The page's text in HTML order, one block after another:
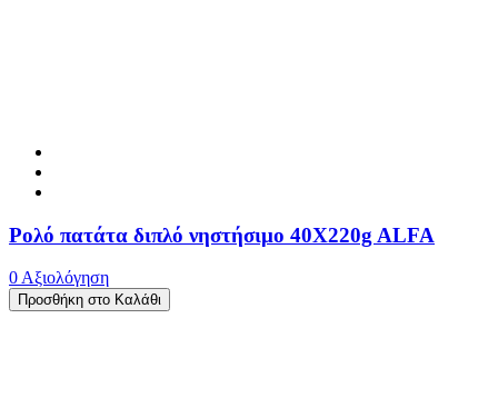
Ρολό πατάτα διπλό νηστήσιμο 40X220g ALFA
0 Αξιολόγηση
Προσθήκη στο Καλάθι